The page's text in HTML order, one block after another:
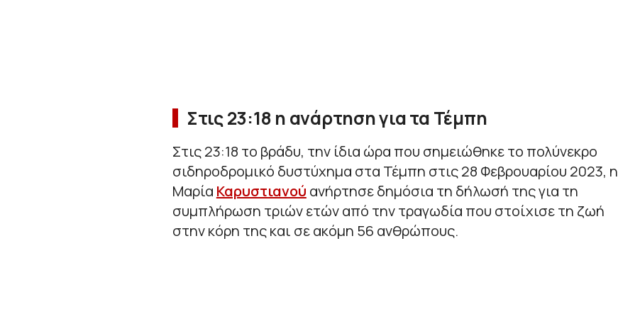
Στις 23:18 η ανάρτηση για τα Τέμπη
Στις 23:18 το βράδυ, την ίδια ώρα που σημειώθηκε το πολύνεκρο
σιδηροδρομικό δυστύχημα στα Τέμπη στις 28 Φεβρουαρίου 2023, η
Μαρία Καρυστιανού ανήρτησε δημόσια τη δήλωσή της για τη
συμπλήρωση τριών ετών από την τραγωδία που στοίχισε τη ζωή
στην κόρη της και σε ακόμη 56 ανθρώπους.